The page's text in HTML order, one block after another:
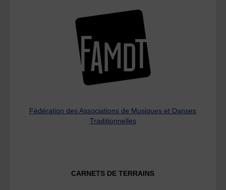
Fédération des Associations de Musiques et Danses
Traditionnelles
CARNETS DE TERRAINS